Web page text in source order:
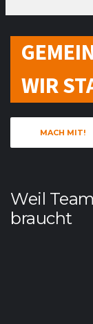
WIR
MACH MIT!
Weil
braucht